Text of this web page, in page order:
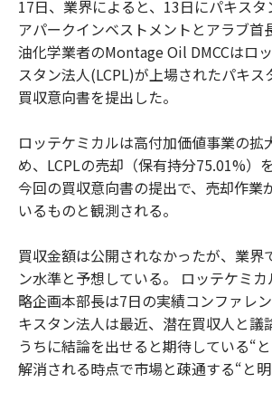
17日、業界によると、13日にパキス
アパークインベストメントとアラブ首
油化学業者のMontage Oil DMCCはロ
スタン法人(LCPL)が上場されたパキス
買収意向書を提出した。
ロッテケミカルは高付加価値事業の拡
め、LCPLの売却（保有持分75.01%）
今回の買収意向書の提出で、売却作業
いるものと観測される。
買収金額は公開されなかったが、業界
ン水準と予想している。 ロッテケミ
略企画本部長は7日の実績コンファレ
キスタン法人は最近、潜在買収人と議
うちに結論を出せると期待している“
解消される時点で市場と疎通する“と明